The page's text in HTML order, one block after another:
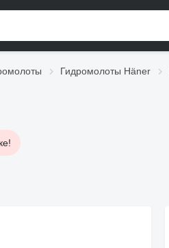
Гидромолоты Häner